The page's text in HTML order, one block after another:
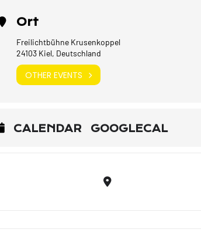
Ort
Freilichtbühne Krusenkoppel
24103 Kiel, Deutschland
OTHER EVENTS
CALENDAR GOOGLECAL
Destination Address -